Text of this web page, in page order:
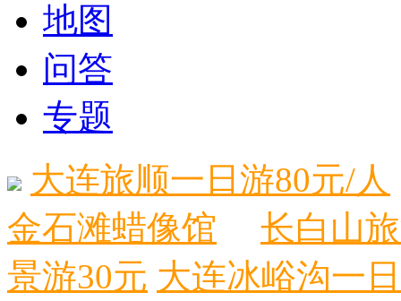
地图
问答
专题
大连旅顺一日游80元/人
金石滩蜡像馆
长白山
景游30元 大连冰峪沟一